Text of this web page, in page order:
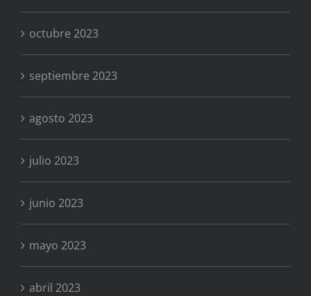
octubre 2023
septiembre 2023
agosto 2023
julio 2023
junio 2023
mayo 2023
abril 2023